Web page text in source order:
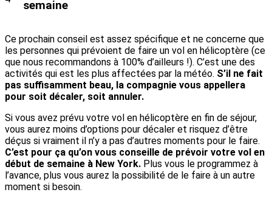
semaine
Ce prochain conseil est assez spécifique et ne concerne que
les personnes qui prévoient de faire un vol en hélicoptère (ce
que nous recommandons à 100% d’ailleurs !). C’est une des
activités qui est les plus affectées par la météo. S’il ne fait
pas suffisamment beau, la compagnie vous appellera
pour soit décaler, soit annuler.
Si vous avez prévu votre vol en hélicoptère en fin de séjour,
vous aurez moins d’options pour décaler et risquez d’être
déçus si vraiment il n’y a pas d’autres moments pour le faire.
C’est pour ça qu’on vous conseille de prévoir votre vol en
début de semaine à New York. Plus vous le programmez à
l’avance, plus vous aurez la possibilité de le faire à un autre
moment si besoin.